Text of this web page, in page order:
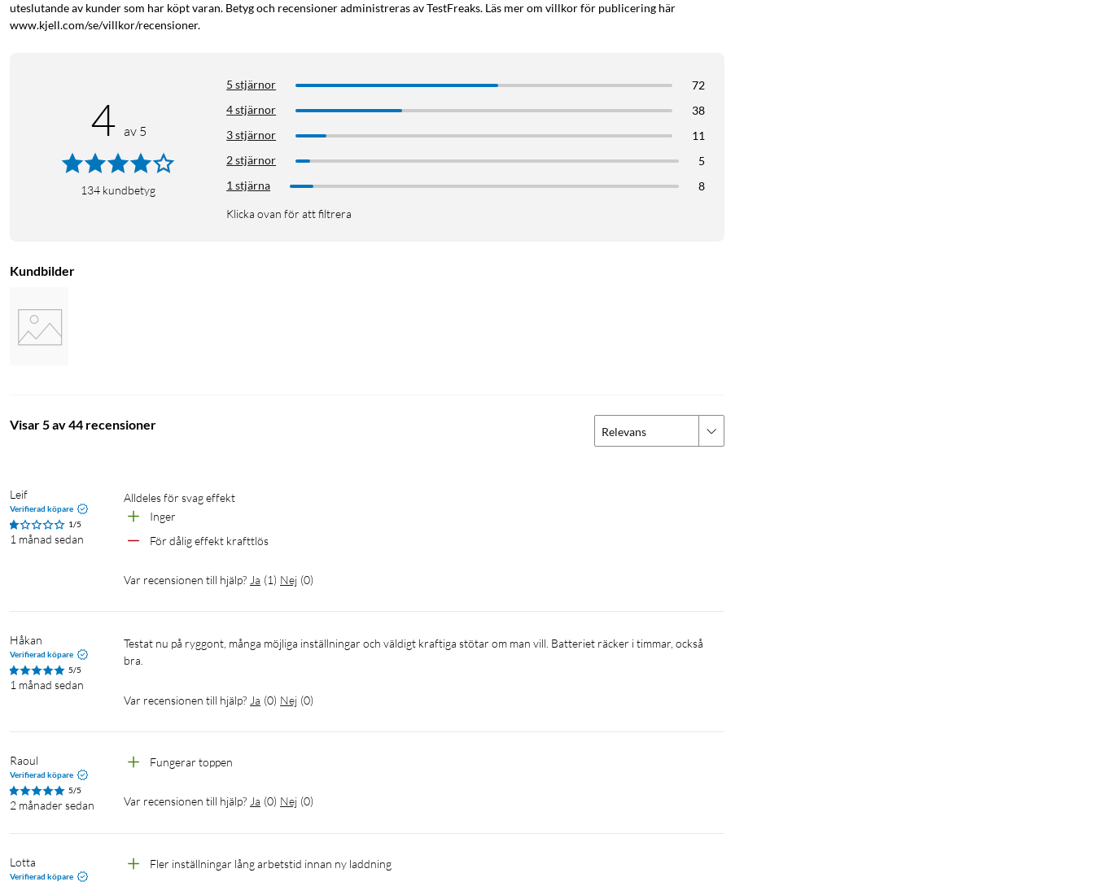
uteslutande av kunder som har köpt varan. Betyg och recensioner administreras av TestFreaks. Läs mer om villkor för publicering här
www.kjell.com/se/villkor/recensioner.
4 av 5
134 kundbetyg
5 stjärnor
72
4 stjärnor
38
3 stjärnor
11
2 stjärnor
5
1 stjärna
8
Klicka ovan för att filtrera
Kundbilder
Visar 5 av 44 recensioner Relevans
Leif
Verifierad köpare
1/5
1 månad sedan
Alldeles för svag effekt
Inger
För dålig effekt krafttlös
Var recensionen till hjälp? Ja (1) Nej (0)
Håkan
Verifierad köpare
5/5
1 månad sedan
Testat nu på ryggont, många möjliga inställningar och väldigt kraftiga stötar om man vill. Batteriet räcker i timmar, också
bra.
Var recensionen till hjälp? Ja (0) Nej (0)
Raoul
Verifierad köpare
5/5
2 månader sedan
Fungerar toppen
Var recensionen till hjälp? Ja (0) Nej (0)
Lotta
Verifierad köpare
Fler inställningar lång arbetstid innan ny laddning